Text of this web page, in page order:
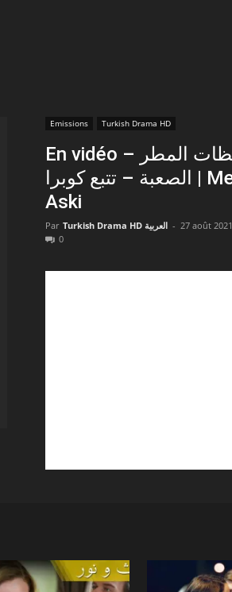
Emissions Turkish Drama HD
En vidéo – لحظات المطر
الصعبة – تتبع كوبرا | Meleklerin
Aski
Par Turkish Drama HD العربية - 27 août 2021
0